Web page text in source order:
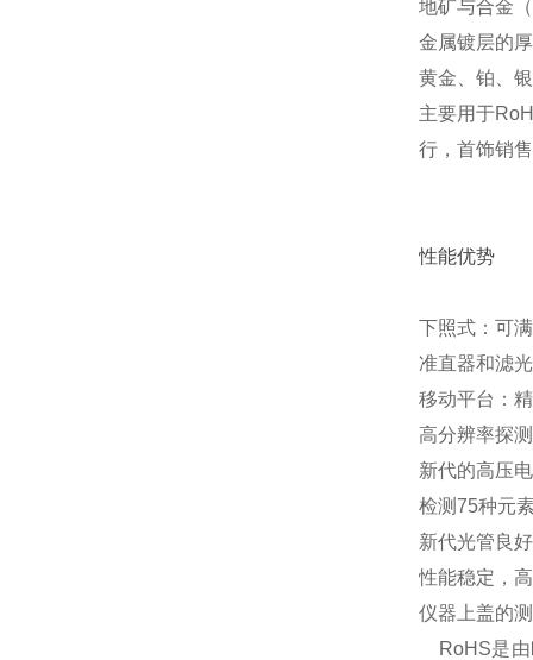
地矿与合金
金属镀层的
黄金、铂、
主要用于
行，首饰销
性能优势
下照式：可
准直器和滤
移动平台：
高分辨率探
新代的高压
检测75种元
新代光管良
性能稳定，
仪器上盖的
RoHS是由